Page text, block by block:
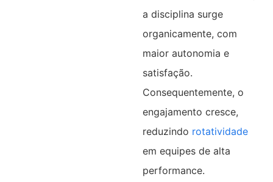
a disciplina surge
organicamente, com
maior autonomia e
satisfação.
Consequentemente, o
engajamento cresce,
reduzindo rotatividade
em equipes de alta
performance.​